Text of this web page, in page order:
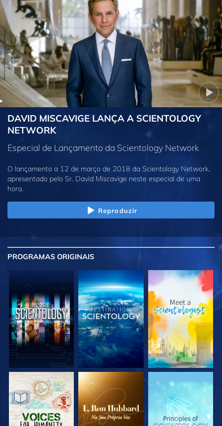
DAVID MISCAVIGE LANÇA A SCIENTOLOGY
NETWORK
Especial de Lançamento da Scientology Network
O lançamento a 12 de março de 2018 da Scientology Network,
apresentado pelo Sr. David Miscavige neste especial de uma
hora.
Reproduzir
PROGRAMAS ORIGINAIS
EXPLORE A SÉRIE EXPLORE A SÉRIE EXPLORE A SÉRIE